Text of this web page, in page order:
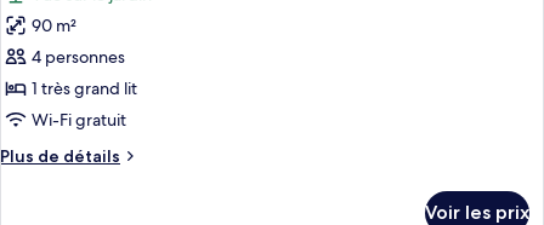
Balcony
photos
pour
ce
type
chambre :
90 m²
4 personnes
1 très grand lit
Wi-Fi gratuit
Plus de détails
Plus
Voir les prix